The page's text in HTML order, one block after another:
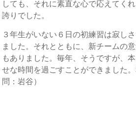
しても、それに素直な心で応えてく
誇りでした。
３年生がいない６日の初練習は寂し
ました。それとともに、新チームの
もありました。毎年、そうですが、
せな時間を過ごすことができました
問：岩谷）